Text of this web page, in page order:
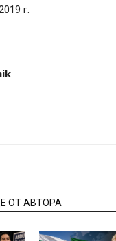
г.
ОТ АВТОРА